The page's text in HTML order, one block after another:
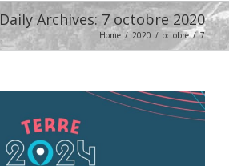
Daily Archives:7 octobre 2020
Home / 2020 / octobre / 7